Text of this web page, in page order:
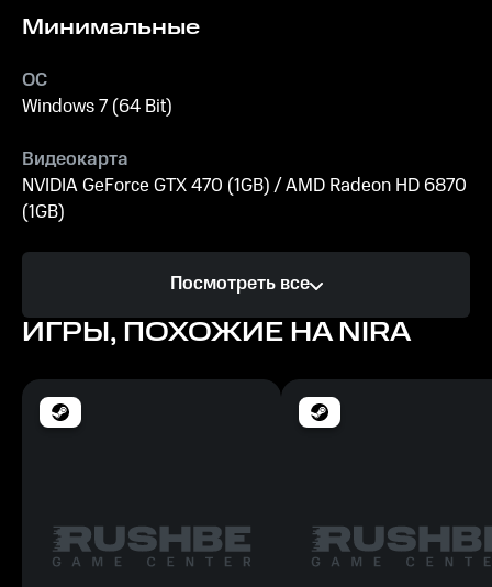
Минимальные
ОС
Windows 7 (64 Bit)
Видеокарта
NVIDIA GeForce GTX 470 (1GB) / AMD Radeon HD 6870
(1GB)
Intel i5 3570K (3.4 GHz) / AMD Ryzen 3 2200G (3.5
GHz)
4 GB ОЗУ
Рекомендуемые
Посмотреть все
ИГРЫ, ПОХОЖИЕ НА NIRA